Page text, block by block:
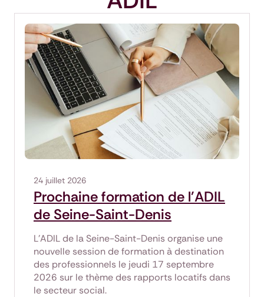
Prochaine formation de l'ADIL
de Seine-Saint-Denis
24 juillet 2026
L'ADIL de la Seine-Saint-Denis organise une
nouvelle session de formation à destination
des professionnels le jeudi 17 septembre
2026 sur le thème des rapports locatifs dans
le secteur social.